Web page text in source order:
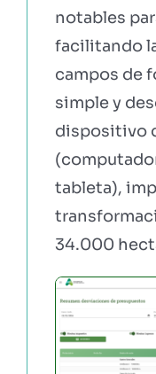
notables
facilitando
campos de
simple y
dispositivo
tableta),
34.000